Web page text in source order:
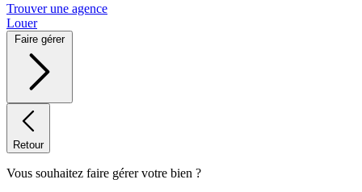
Trouver une agence
Louer
Faire gérer
Retour
Vous souhaitez faire gérer votre bien ?